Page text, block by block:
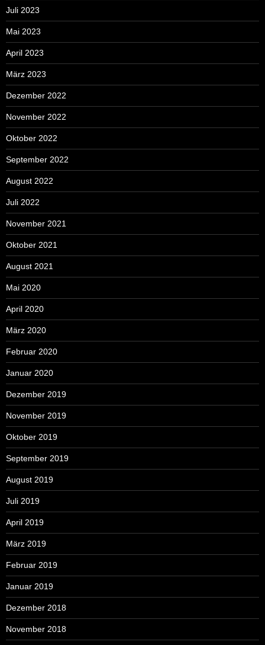
Juli 2023
Mai 2023
April 2023
März 2023
Dezember 2022
November 2022
Oktober 2022
September 2022
August 2022
Juli 2022
November 2021
Oktober 2021
August 2021
Mai 2020
April 2020
März 2020
Februar 2020
Januar 2020
Dezember 2019
November 2019
Oktober 2019
September 2019
August 2019
Juli 2019
April 2019
März 2019
Februar 2019
Januar 2019
Dezember 2018
November 2018